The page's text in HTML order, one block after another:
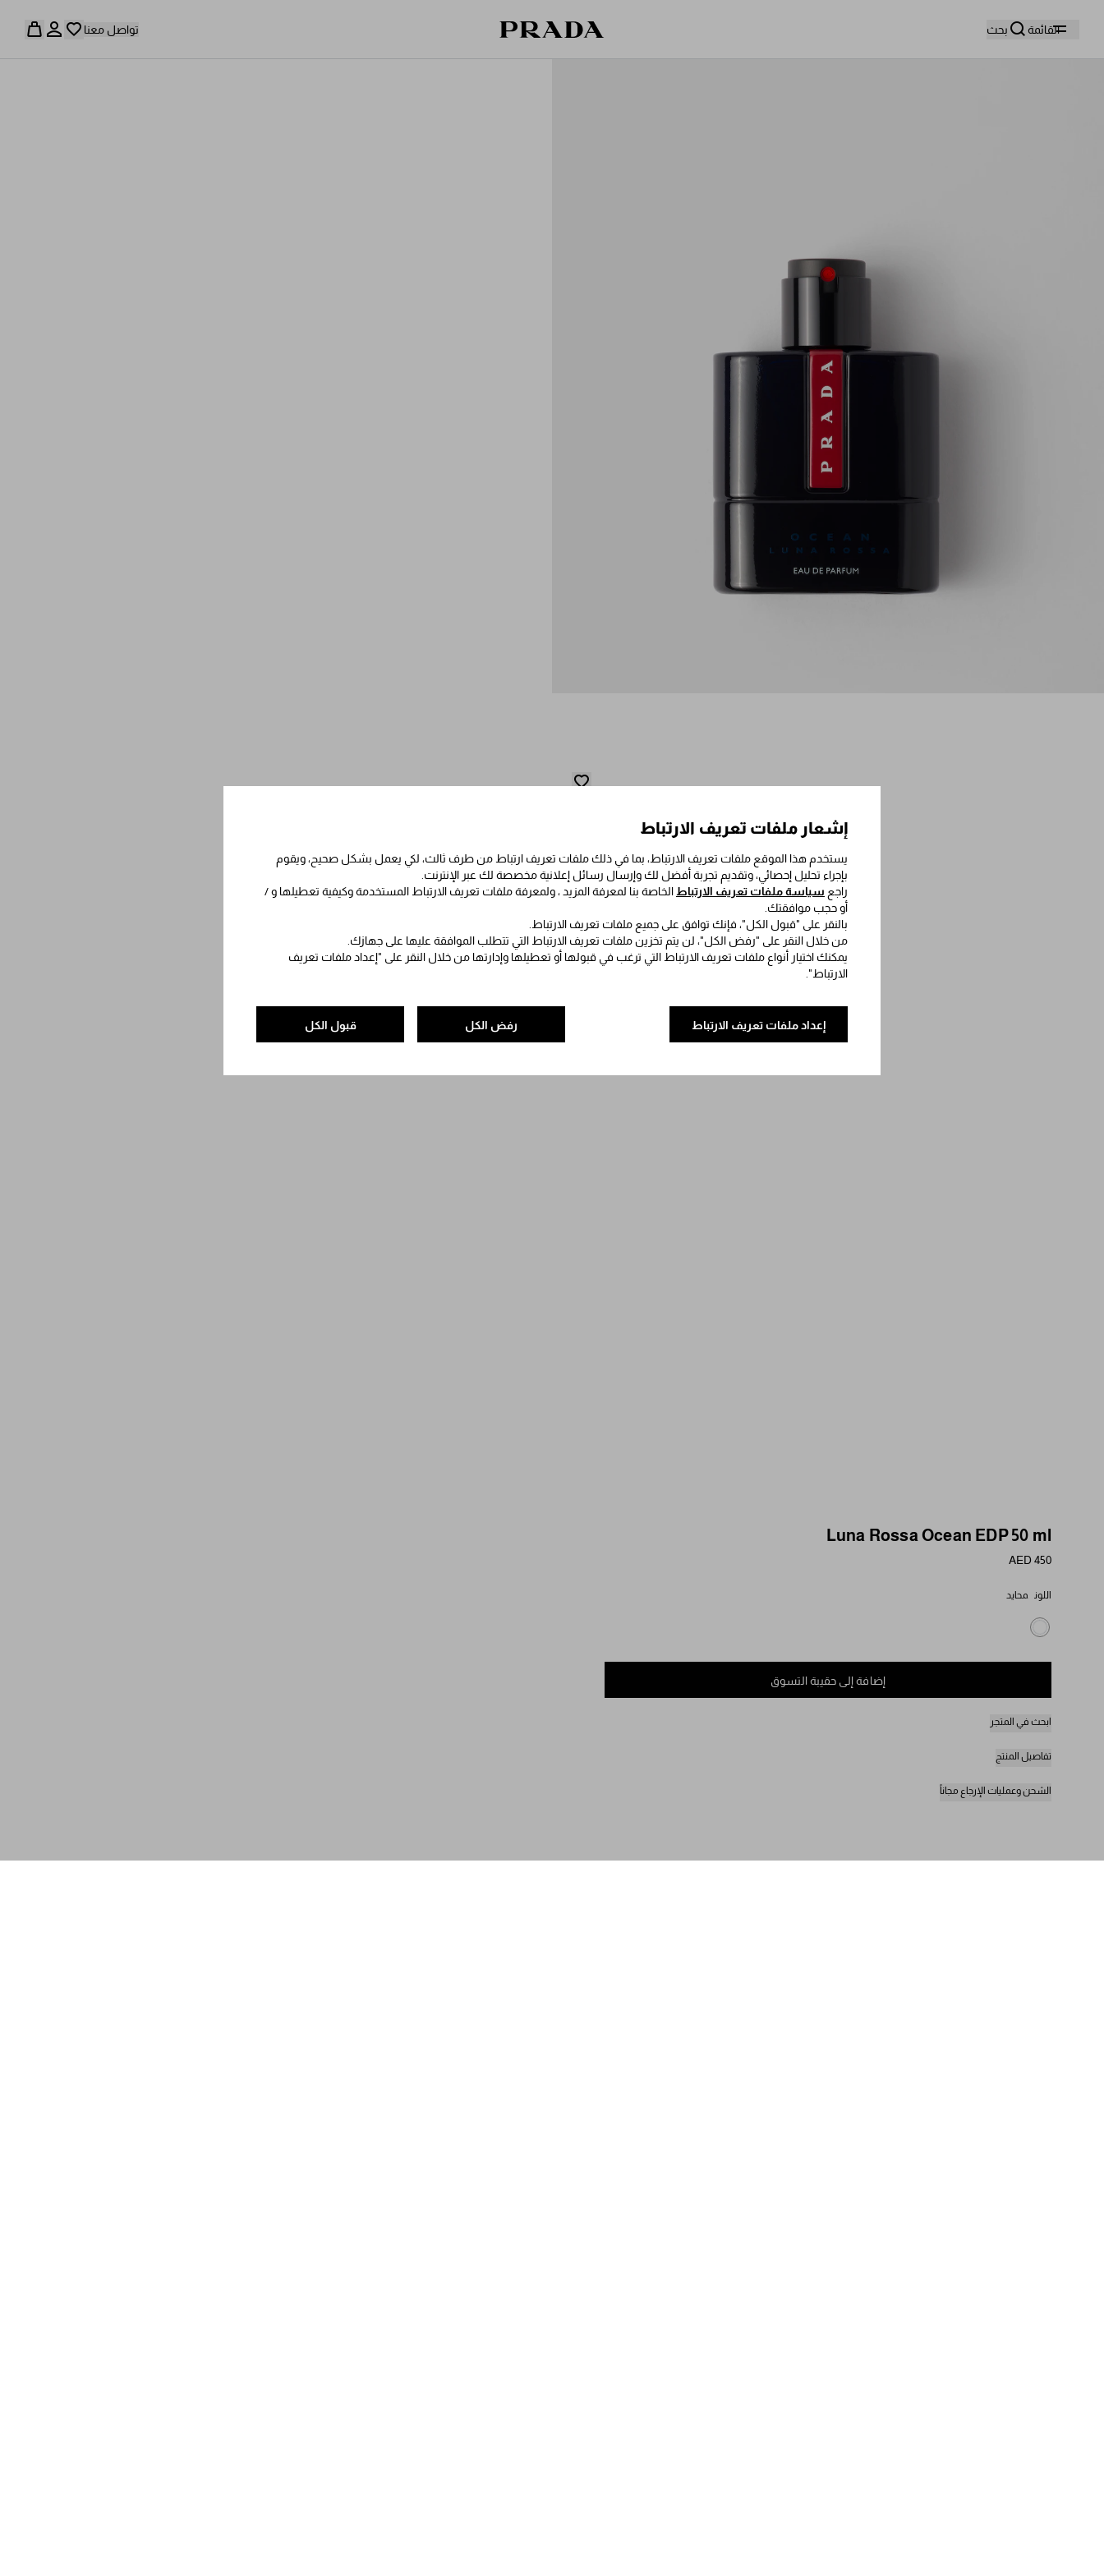
إشعار ملفات تعريف الارتباط
يستخدم هذا الموقع ملفات تعريف الارتباط، بما في ذلك ملفات تعريف ارتباط من طرف ثالث، لكي يعمل بشكل صحيح، ويقوم
بإجراء تحليل إحصائي، وتقديم تجربة أفضل لك وإرسال رسائل إعلانية مخصصة لك عبر الإنترنت.
راجع سياسة ملفات تعريف الارتباط الخاصة بنا لمعرفة المزيد ، ولمعرفة ملفات تعريف الارتباط المستخدمة وكيفية تعطيلها و /
أو حجب موافقتك.
بالنقر على "قبول الكل"، فإنك توافق على جميع ملفات تعريف الارتباط.
من خلال النقر على "رفض الكل"، لن يتم تخزين ملفات تعريف الارتباط التي تتطلب الموافقة عليها على جهازك.
يمكنك اختيار أنواع ملفات تعريف الارتباط التي ترغب في قبولها أو تعطيلها وإدارتها من خلال النقر على "إعداد ملفات تعريف
الارتباط".
قبول الكل رفض الكل إعداد ملفات تعريف الارتباط
القائمة بحث تواصل معنا سجِّل الدخول أو أنشئ حسابك الشخصي
واحفظوا قطعكم المفضّلة، واستلموها من هنا.
سجِّل الدخول أو أنشئ حسابك الشخصي
Luna Rossa Ocean EDP 50 ml
AED 450
اللون محايد
إضافة إلى حقيبة التسوق
ابحث في المتجر
تفاصيل المنتج
الشحن وعمليات الإرجاع مجاناً